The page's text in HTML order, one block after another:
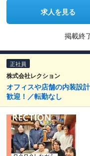
求人を見る
掲載終
正社員
株式会社レクション
オフィスや店舗の内装設
歓迎！／転勤なし